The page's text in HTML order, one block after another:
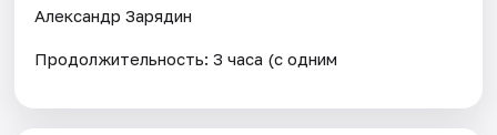
Александр Зарядин
Продолжительность: 3 часа (с одним